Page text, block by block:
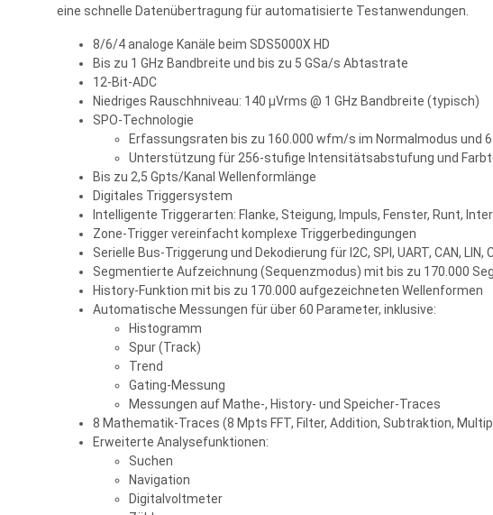
eine schnelle Datenübertragung für automatisierte Testanwendungen.
8/6/4 analoge Kanäle beim SDS5000X HD
Bis zu 1 GHz Bandbreite und bis zu 5 GSa/s Abtastrate
12-Bit-ADC
Niedriges Rauschhniveau: 140 μVrms @ 1 GHz Bandbreite (typisch)
SPO-Technologie
Erfassungsraten bis zu 160.000 wfm/s im Normalmodus und
Unterstützung für 256-stufige Intensitätsabstufung und
Bis zu 2,5 Gpts/Kanal Wellenformlänge
Digitales Triggersystem
Intelligente Triggerarten: Flanke, Steigung, Impuls, Fenster, Runt,
Zone-Trigger vereinfacht komplexe Triggerbedingungen
Serielle Bus-Triggerung und Dekodierung für I2C, SPI, UART, CAN, LIN,
Segmentierte Aufzeichnung (Sequenzmodus) mit bis zu 170.000
History-Funktion mit bis zu 170.000 aufgezeichneten Wellenformen
Automatische Messungen für über 60 Parameter, inklusive:
Histogramm
Spur (Track)
Trend
Gating-Messung
Messungen auf Mathe-, History- und Speicher-Traces
8 Mathematik-Traces (8 Mpts FFT, Filter, Addition, Subtraktion,
Erweiterte Analysefunktionen:
Suchen
Navigation
Digitalvoltmeter